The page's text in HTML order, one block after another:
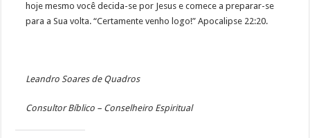
hoje mesmo você decida-se por Jesus e comece a preparar-se
para a Sua volta. “Certamente venho logo!” Apocalipse 22:20.
Leandro Soares de Quadros
Consultor Bíblico – Conselheiro Espiritual